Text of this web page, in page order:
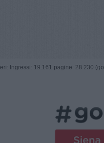
Ingressi: 19.161 pagine: 28.230